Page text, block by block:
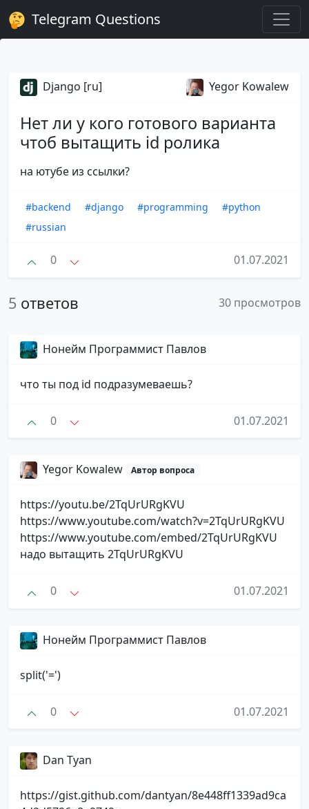
Telegram Questions
Django [ru] Yegor Kowalew
Нет ли у кого готового варианта
чтоб вытащить id ролика
на ютубе из ссылки?
#backend #django #programming
#python
#russian
0 01.07.2021
5 ответов 30 просмотров
Нонейм Программист Павлов
что ты под id подразумеваешь?
0 01.07.2021
Yegor Kowalew Автор вопроса
https://youtu.be/2TqUrURgKVU
https://www.youtube.com/watch?v=2TqUrURgKVU
https://www.youtube.com/embed/2TqUrURgKVU
надо вытащить 2TqUrURgKVU
0 01.07.2021
Нонейм Программист Павлов
split('=')
0 01.07.2021
Dan Tyan
https://gist.github.com/dantyan/8e448ff1339ad9ca